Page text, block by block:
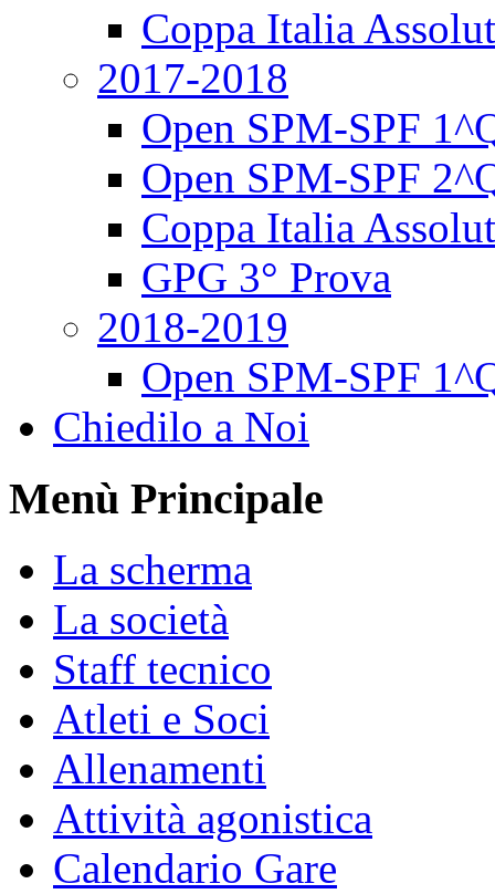
Coppa Italia
2017-2018
Open SPM-SPF
Open SPM-SPF
Coppa Italia
GPG 3° Prova
2018-2019
Open SPM-SPF
Chiedilo a Noi
Menù Principale
La scherma
La società
Staff tecnico
Atleti e Soci
Allenamenti
Attività agonistica
Calendario Gare